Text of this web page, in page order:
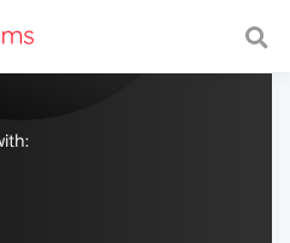
with a fast and